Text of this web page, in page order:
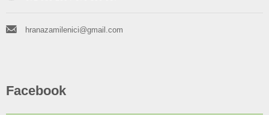
hranazamilenici@gmail.com
Facebook